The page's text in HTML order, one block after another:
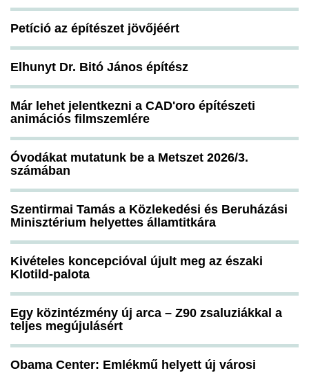
Petíció az építészet jövőjéért
Elhunyt Dr. Bitó János építész
Már lehet jelentkezni a CAD'oro építészeti
animációs filmszemlére
Óvodákat mutatunk be a Metszet 2026/3.
számában
Szentirmai Tamás a Közlekedési és Beruházási
Minisztérium helyettes államtitkára
Kivételes koncepcióval újult meg az északi
Klotild-palota
Egy közintézmény új arca – Z90 zsaluziákkal a
teljes megújulásért
Obama Center: Emlékmű helyett új városi